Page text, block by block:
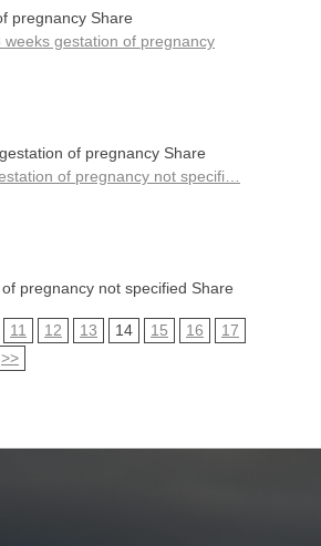
pregnancy Share
gestation of pregnancy
of pregnancy Share
of pregnancy not specifi…
pregnancy not specified Share
11 12 13 14 15 16
17
>>